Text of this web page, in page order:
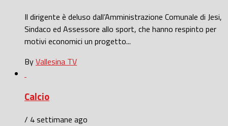
Il dirigente è deluso dall’Amministrazione Comunale di Jesi,
Sindaco ed Assessore allo sport, che hanno respinto per
motivi economici un progetto...
ByVallesina TV
Calcio
/ 4 settimane ago